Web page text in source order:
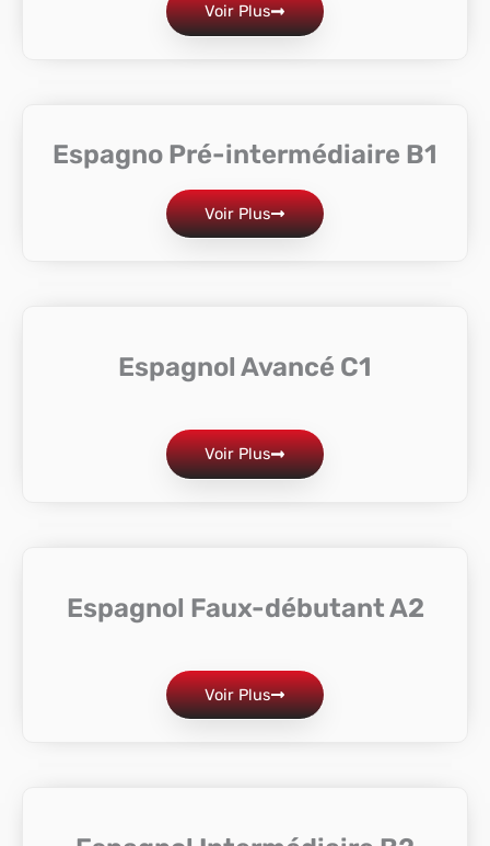
Voir Plus
Espagno Pré-intermédiaire B1
Voir Plus
Espagnol Avancé C1
Voir Plus
Espagnol Faux-débutant A2
Voir Plus